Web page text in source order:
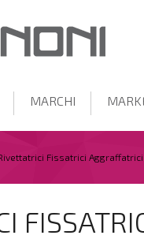
MARCHI
Fissatrici Aggraffatrici